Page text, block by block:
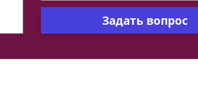
Задать вопрос